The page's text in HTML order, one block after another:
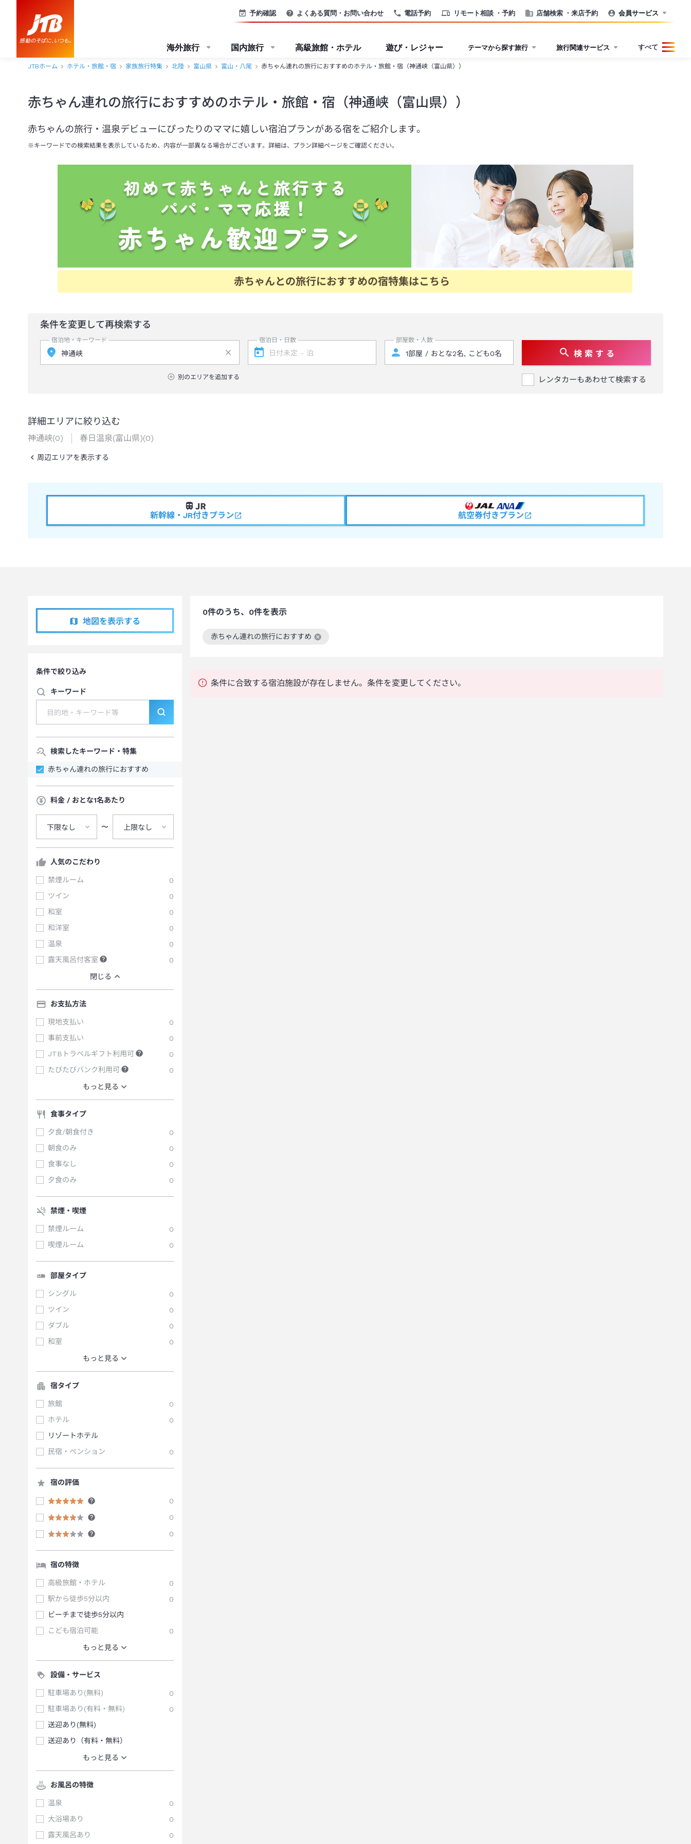
電話予約 リモート相談 ・予約 店舗検索 ・来店予約
予約確認 よくある質問・お問い合わせ 会員サービス
海外旅行 国内旅行 高級旅館・ホテル 遊び・レジャー テーマから探す旅行 旅行関連サービス すべて
JTBホーム ホテル・旅館・宿 家族旅行特集 北陸 富山県 富山・八尾 赤ちゃん連れの旅行におすすめのホテル・旅館・宿（神通峡（富山県））
赤ちゃん連れの旅行におすすめのホテル・旅館・宿（神通峡（富山県））
赤ちゃんの旅行・温泉デビューにぴったりのママに嬉しい宿泊プランがある宿をご紹介します。
※キーワードでの検索結果を表示しているため、内容が一部異なる場合がございます。詳細は、プラン詳細ページをご確認ください。
赤ちゃんとの旅行におすすめの宿特集はこちら
条件を変更して再検索する
宿泊地・キーワード
別のエリアを追加する
宿泊日・日数 部屋数・人数
検 索 す る
レンタカーもあわせて検索する
詳細エリアに絞り込む
神通峡(0) 春日温泉(富山県)(0)
周辺エリアを表示する
新幹線・JR付きプラン 航空券付きプラン
地図を表示する
条件で絞り込み
キーワード
検索したキーワード・特集
赤ちゃん連れの旅行におすすめ
料金 / おとな1名あたり
下限なし 〜 上限なし
人気のこだわり
禁煙ルーム
0
ツイン
0
和室
0
和洋室
0
温泉
0
露天風呂付客室
0
閉じる
お支払方法
現地支払い
0
事前支払い
0
JTBトラベルギフト利用可
0
たびたびバンク利用可
0
もっと見る
食事タイプ
夕食/朝食付き
0
朝食のみ
0
食事なし
0
夕食のみ
0
禁煙・喫煙
禁煙ルーム
0
喫煙ルーム
0
部屋タイプ
シングル
0
ツイン
0
ダブル
0
和室
0
もっと見る
宿タイプ
旅館
0
ホテル
0
リゾートホテル
民宿・ペンション
0
宿の評価
0
0
0
宿の特徴
高級旅館・ホテル
0
駅から徒歩5分以内
0
ビーチまで徒歩5分以内
こども宿泊可能
0
もっと見る
設備・サービス
駐車場あり(無料)
0
駐車場あり(有料・無料)
0
送迎あり(無料)
送迎あり（有料・無料）
もっと見る
お風呂の特徴
温泉
0
大浴場あり
0
露天風呂あり
0
0件のうち、0件を表示
赤ちゃん連れの旅行におすすめ
この絞り込み条件を解除
条件に合致する宿泊施設が存在しません。条件を変更してください。